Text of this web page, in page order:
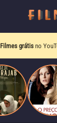
Filmes grátis no